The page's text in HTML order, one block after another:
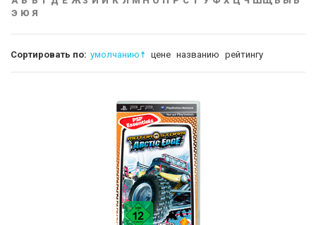
Э Ю Я
Сортировать по: умолчанию цене названию рейтингу